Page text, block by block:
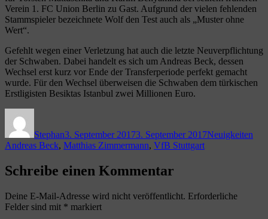
Verein 1. FC Union Berlin zu Gast. Aufgrund der vielen fehlenden
Stammspieler bezeichnete Wolf den Test auch als „Muster ohne
Wert“.
Gefehlt wegen einer Verletzung hat auch die letzte Neuverpflichtung
der Schwaben. Dabei handelt es sich um Andreas Beck, dessen
Wechsel erst kurz vor Ende der Transferperiode perfekt gemacht
wurde. Für den Wechsel überweisen die Schwaben dem türkischen
Erstligisten Besiktas Istanbul zwei Millionen Euro.
Stephan3. September 20173. September 2017Neuigkeiten
Andreas Beck, Matthias Zimmermann, VfB Stuttgart
Schreibe einen Kommentar
Deine E-Mail-Adresse wird nicht veröffentlicht. Erforderliche
Felder sind mit * markiert